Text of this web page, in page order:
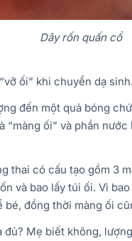
Dây rốn quấn cổ
ối” khi chuyển dạ
đến một quả bóng
“màng ối” và phần
thai có cấu tạo gồm 3
và bao lấy túi ối. Vì
đồng thời màng ối
Mẹ biết không,